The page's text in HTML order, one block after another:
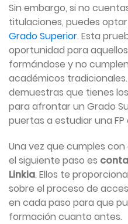
Sin embargo, si no
titulaciones, puedes
Grado Superior. Esta
oportunidad para
formándose y no
académicos
demuestras que tienes
para afrontar un Grado
puertas a estudiar una FP
Una vez que cumples
el siguiente paso es
Linkia. Ellos te
sobre el proceso de
en cada paso para que
formación cuanto antes.